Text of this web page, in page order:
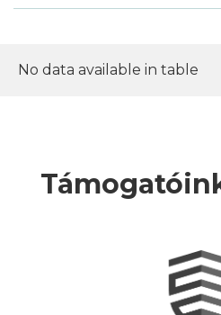
No data available in table